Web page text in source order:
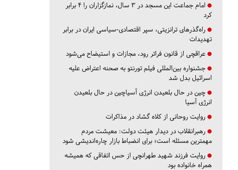
امام جماعت این مسجد در ۳ سال، نمازگزاران را ۴ برابر
کرد
راه‌گذرهای ترانزیتی، سپر اقتصادی-سیاسی ایران در برابر
تهدیدات
عراقچی از قانون فراتر رود، مجازات و استیضاح می‌شود
جشنواره بین‌المللی فیلم تورنتو به صحنه اعتراض علیه
اسرائیل بدل شد
چین در حال بلعیدن انرژی آسیاچین در حال بلعیدن
انرژی آسیا
روایت روحانی از کلاه گشاد در مذاکرات
رهبرانقلاب در دیدار هیئت دولت: معیشت مردم
مهمترین مسئله است؛ برای انضباط بازار چاره‌اندیشی شود
روایت فرزند شهید طهرانچی از حس اتفاقی که همیشه
همراه خانواده بود